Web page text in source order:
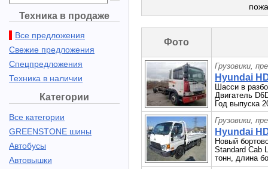
Техника в продаже
Все предложения
Свежие предложения
Спецпредложения
Техника в наличии
Категории
Все категории
GREENSTONE шины
Автобусы
Автовышки
Фото
Грузовики,
Hyundai
Шасси в
Двигатель
Год выпуска
Грузовики,
Hyundai
Новый
Standard Cab
тонн, длина